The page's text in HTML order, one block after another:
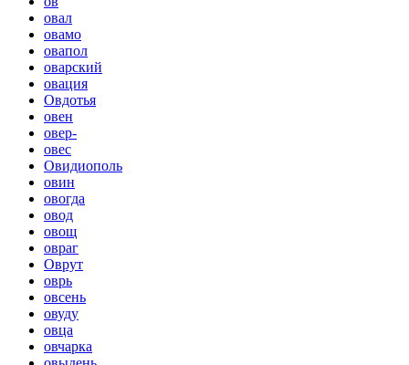
овал
овамо
овапол
оварский
овация
Овдотья
овен
овер-
овес
Овидиополь
овин
овогда
овод
овощ
овраг
Оврут
оврь
овсень
овуду
овца
овчарка